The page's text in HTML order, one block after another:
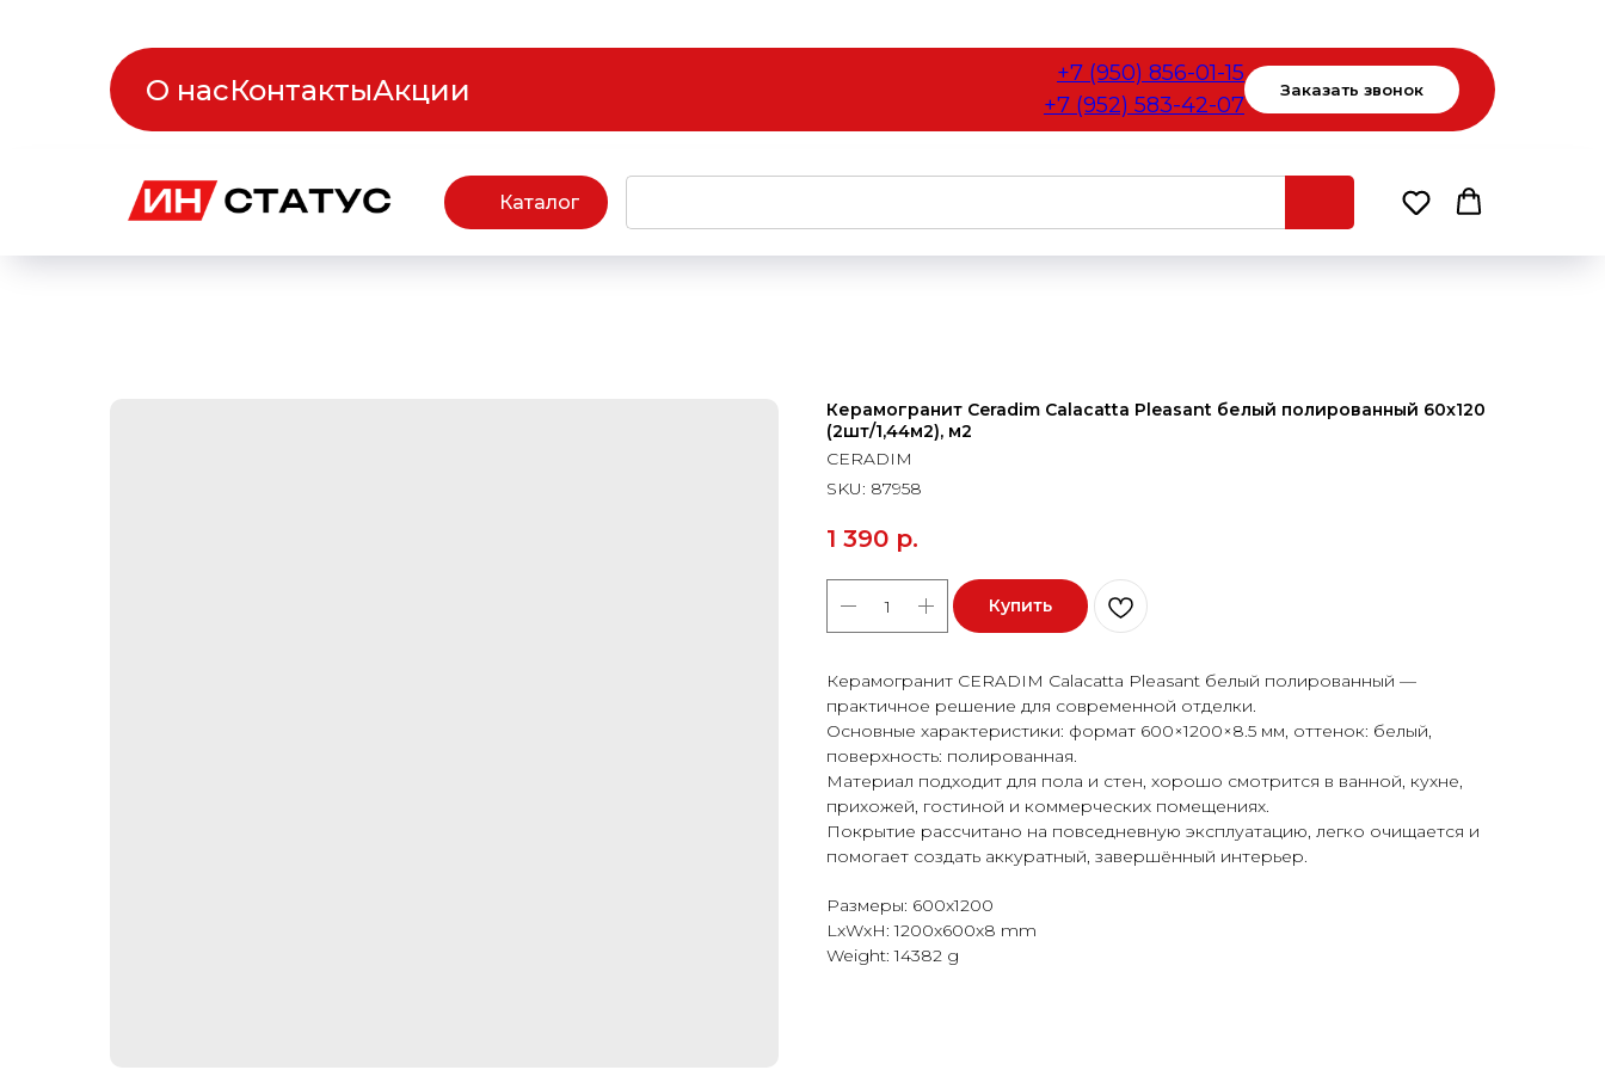
О насКонтактыАкции
+7 (950) 856-01-15
+7 (952) 583-42-07
Заказать звонок
Каталог
Керамогранит Ceradim Calacatta Pleasant белый полированный 60x120
(2шт/1,44м2), м2
CERADIM
SKU: 87958
1 390 р.
Купить
Керамогранит CERADIM Calacatta Pleasant белый полированный —
практичное решение для современной отделки.
Основные характеристики: формат 600×1200×8.5 мм, оттенок: белый,
поверхность: полированная.
Материал подходит для пола и стен, хорошо смотрится в ванной, кухне,
прихожей, гостиной и коммерческих помещениях.
Покрытие рассчитано на повседневную эксплуатацию, легко очищается и
помогает создать аккуратный, завершённый интерьер.
Размеры: 600x1200
LxWxH: 1200x600x8 mm
Weight: 14382 g